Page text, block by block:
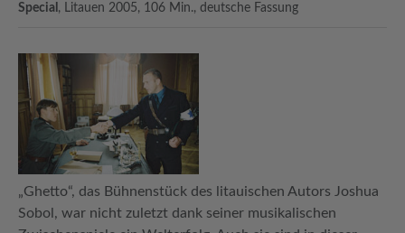
Special , Litauen 2005, 106 Min., deutsche Fassung
„Ghetto“, das Bühnenstück des litauischen Autors Joshua
Sobol, war nicht zuletzt dank seiner musikalischen